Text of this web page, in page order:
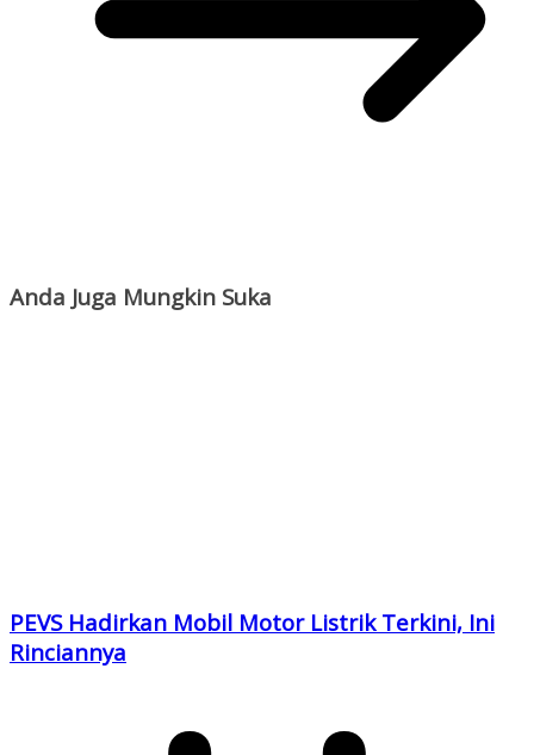
Anda Juga Mungkin Suka
PEVS Hadirkan Mobil Motor Listrik Terkini, Ini
Rinciannya